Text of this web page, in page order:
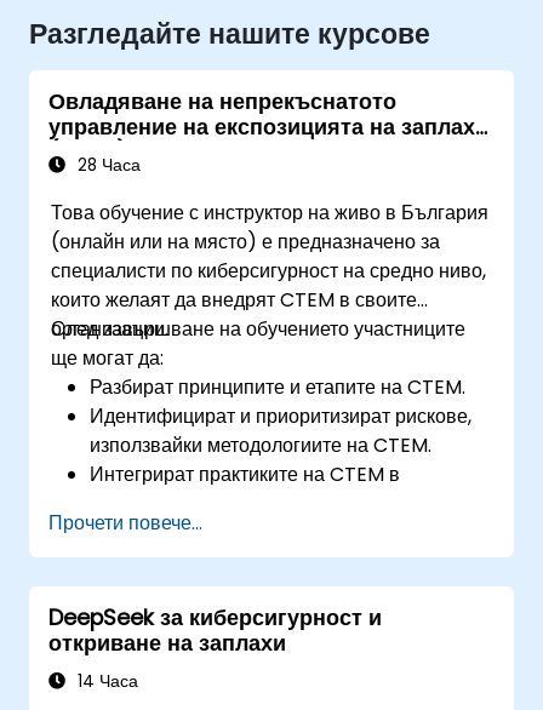
Разгледайте нашите курсове
Овладяване на непрекъснатото
управление на експозицията на заплахи
(CTEM)
28 Часа
Това обучение с инструктор на живо в България
(онлайн или на място) е предназначено за
специалисти по киберсигурност на средно ниво,
които желаят да внедрят CTEM в своите
организации.
След завършване на обучението участниците
ще могат да:
Разбират принципите и етапите на CTEM.
Идентифицират и приоритизират рискове,
използвайки методологиите на CTEM.
Интегрират практиките на CTEM в
Използват инструменти и технологии за
непрекъснато управление на заплахи.
Разработват стратегии за непрекъснато
валидиране и подобряване на мерките за
сигурност.
Прочети повече...
DeepSeek за киберсигурност и
откриване на заплахи
14 Часа